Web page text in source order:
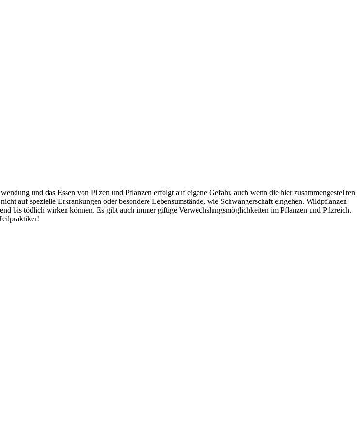
und das Essen von Pilzen und Pflanzen erfolgt auf eigene Gefahr, auch wenn die hier zusammengestellten
auf spezielle Erkrankungen oder besondere Lebensumstände, wie Schwangerschaft eingehen. Wildpflanzen
bis tödlich wirken können. Es gibt auch immer giftige Verwechslungsmöglichkeiten im Pflanzen und Pilzreich.